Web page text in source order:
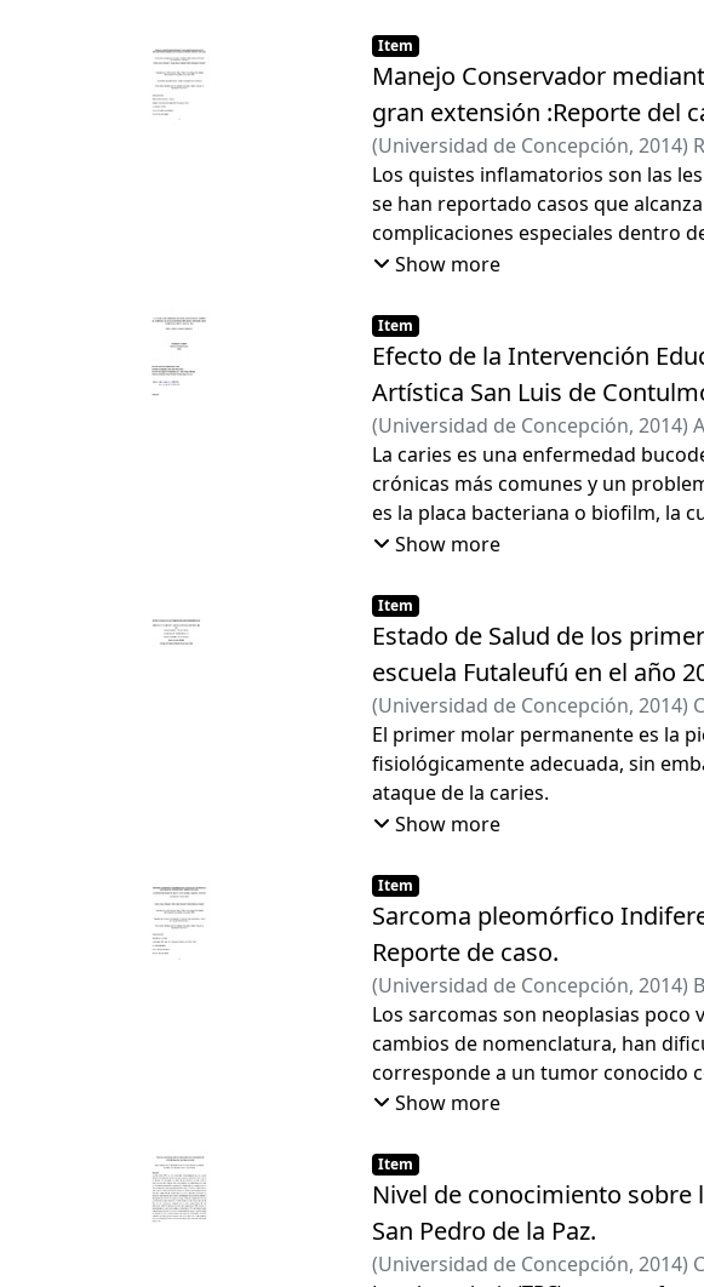
Item
Manejo Conservador
gran extensión :Reporte del
(Universidad de Concepción, 2014)
Fernando
Los quistes inflamatorios son las
se han reportado casos que
complicaciones especiales dentro
debilitamiento óseo. Los conceptos
quística.
Show more
Item
Efecto de la Intervención
Artística San Luis de
(Universidad de Concepción, 2014)
Oliva Parra, Clara del Carmen ;
La caries es una enfermedad
crónicas más comunes y un
es la placa bacteriana o biofilm, la
de una alimentación saludable.
Show more
Item
Estado de Salud de los
escuela Futaleufú en el año
(Universidad de Concepción, 2014)
Bustos Leal, Alex Patricio
El primer molar permanente es la
fisiológicamente adecuada, sin
ataque de la caries.
Show more
Item
Sarcoma pleomórfico
Reporte de caso.
(Universidad de Concepción, 2014)
Fernando
Los sarcomas son neoplasias
cambios de nomenclatura, han
corresponde a un tumor conocido
pues se describe una incidencia de
una biopsia en base al estudio
nasosinusal y su manejo
o quimioterapia según
por el pulmónSe reporta un caso
diagnosticado en la Unidad de
Show more
Item
Nivel de conocimiento sobre
San Pedro de la Paz.
(Universidad de Concepción, 2014)